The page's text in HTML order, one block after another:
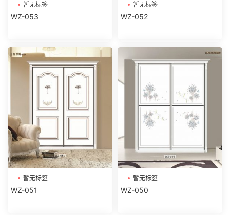
暂无标签
WZ-053
暂无标签
WZ-052
暂无标签
WZ-051
暂无标签
WZ-050